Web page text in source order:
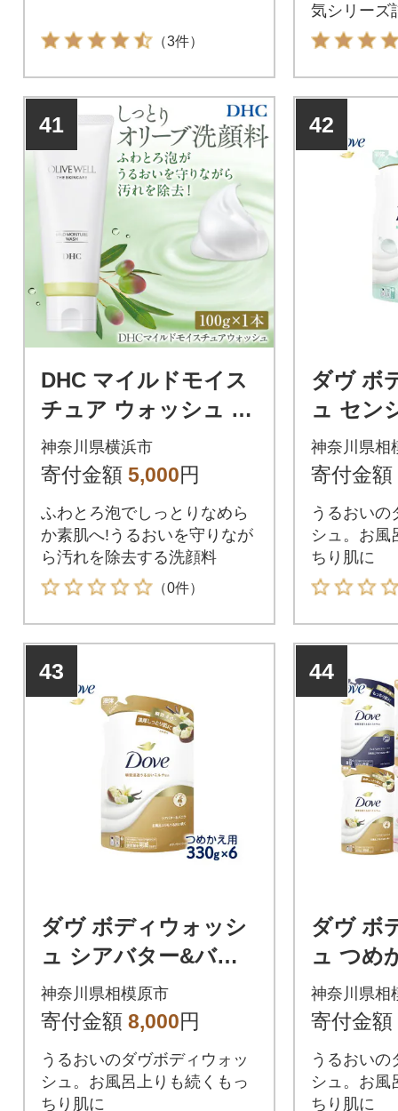
（3件）
気シリーズ
化粧品 コ
らとり紙
素材 美容
し お取り
ふるさと納
41
DHC マイルドモイス
チュア ウォッシュ 1
本
神奈川県横浜市
寄付金額 5,000円
ふわとろ泡でしっとりなめら
か素肌へ!うるおいを守りなが
ら汚れを除去する洗顔料
（0件）
42
ダヴ ボ
ュ セン
ルド つ
×6
神奈川県相
寄付金額
うるおいの
シュ。お風
ちり肌に
43
ダヴ ボディウォッシ
ュ シアバター&バニ
ラ つめかえ用 330g×6
神奈川県相模原市
寄付金額 8,000円
うるおいのダヴボディウォッ
シュ。お風呂上りも続くもっ
ちり肌に
44
ダヴ ボ
ュ つめ
トセッ
神奈川県相
寄付金額
うるおいの
シュ。お風
ちり肌に